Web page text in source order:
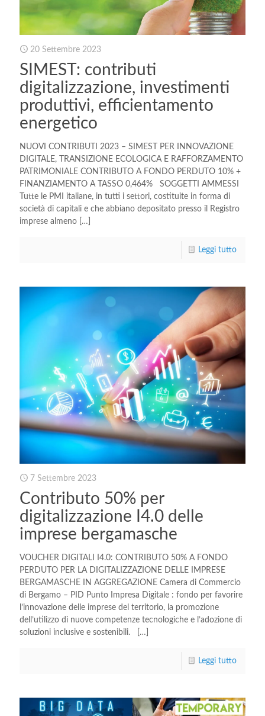
20 Settembre 2023
SIMEST: contributi
digitalizzazione, investimenti
produttivi, efficientamento
energetico
NUOVI CONTRIBUTI 2023 – SIMEST PER INNOVAZIONE
DIGITALE, TRANSIZIONE ECOLOGICA E RAFFORZAMENTO
PATRIMONIALE CONTRIBUTO A FONDO PERDUTO 10% +
FINANZIAMENTO A TASSO 0,464% SOGGETTI AMMESSI
Tutte le PMI italiane, in tutti i settori, costituite in forma di
società di capitali e che abbiano depositato presso il Registro
imprese almeno […]
Leggi tutto
7 Settembre 2023
Contributo 50% per
digitalizzazione I4.0 delle
imprese bergamasche
VOUCHER DIGITALI I4.0: CONTRIBUTO 50% A FONDO
PERDUTO PER LA DIGITALIZZAZIONE DELLE IMPRESE
BERGAMASCHE IN AGGREGAZIONE Camera di Commercio
di Bergamo – PID Punto Impresa Digitale : fondo per favorire
l’innovazione delle imprese del territorio, la promozione
dell’utilizzo di nuove competenze tecnologiche e l’adozione di
soluzioni inclusive e sostenibili.
[…]
Leggi tutto